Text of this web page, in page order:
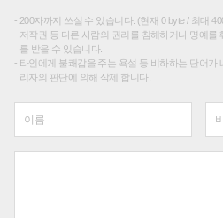
200자까지 쓰실 수 있습니다. (현재 0 byte / 최대
저작권 등 다른 사람의 권리를 침해하거나 명예를
를 받을 수 있습니다.
타인에게 불쾌감을 주는 욕설 등 비하하는 단어가
리자의 판단에 의해 삭제 합니다.